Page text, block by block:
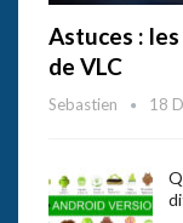
Astuces :
de VLC
Sebastien 18